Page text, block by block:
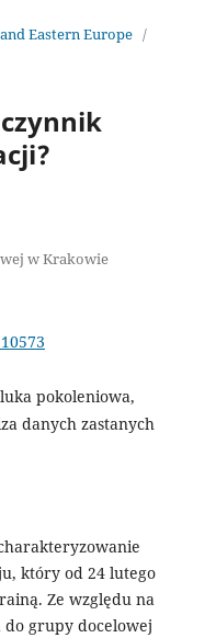
Eastern Europe /
w Krakowie
pokoleniowa,
danych zastanych
który od 24 lutego
Ze względu na
grupy docelowej